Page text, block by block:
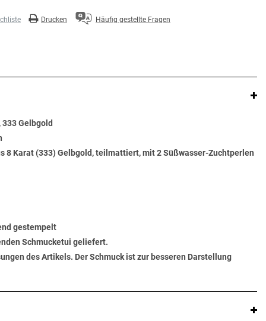
Drucken Häufig gestellte Fragen
Gelbgold
8 Karat (333) Gelbgold, teilmattiert, mit 2 Süßwasser-Zuchtperlen
gestempelt
Schmucketui geliefert.
des Artikels. Der Schmuck ist zur besseren Darstellung